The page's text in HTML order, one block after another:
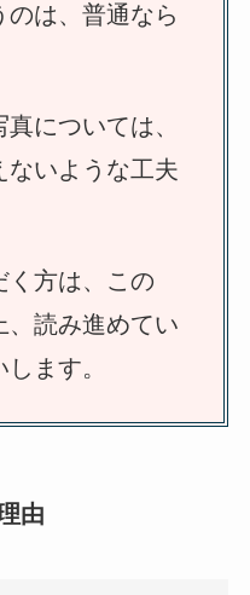
のは、普通なら
については、
ないような工夫
く方は、この
、読み進めてい
ます。
由